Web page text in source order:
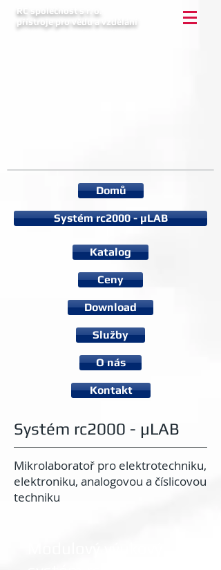
RC společnost s r. o.
přístroje pro vědu a vzdělání
Systém rc2000 - µLAB
Mikrolaboratoř pro elektrotechniku,
elektroniku, analogovou a číslicovou
techniku
Kontakt
O nás
Služby
Download
Ceny
Katalog
Systém rc2000 - µLAB
Domů